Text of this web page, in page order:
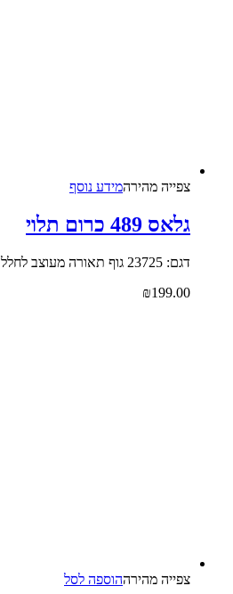
צפייה‬ ‫מהירה‬מידע נוסף
גלאס 489 כרום תלוי
דגם: 23725 גוף תאורה מעוצב לחלל הבית
₪199.00
צפייה‬ ‫מהירה‬הוספה לסל